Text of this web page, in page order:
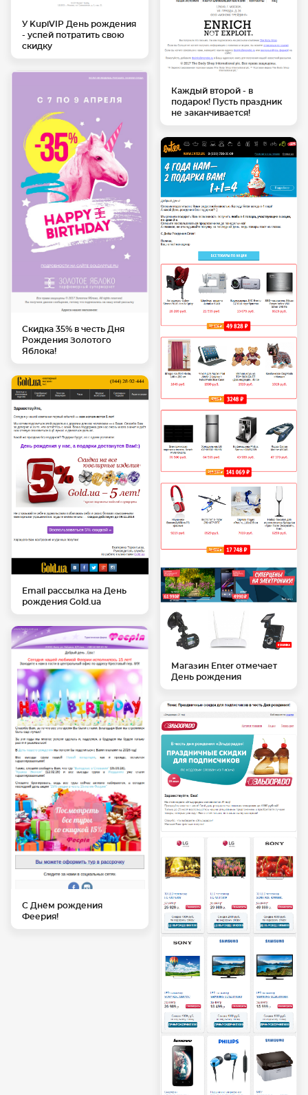
У KupiVIP День рождения
- успей потратить свою
скидку
Скидка 35% в честь Дня
Рождения Золотого
Яблока!
Email рассылка на День
рождения Gold.ua
С Днём рождения
Феерия!
Каждый второй - в
подарок! Пусть праздник
не заканчивается!
Магазин Enter отмечает
День рождения